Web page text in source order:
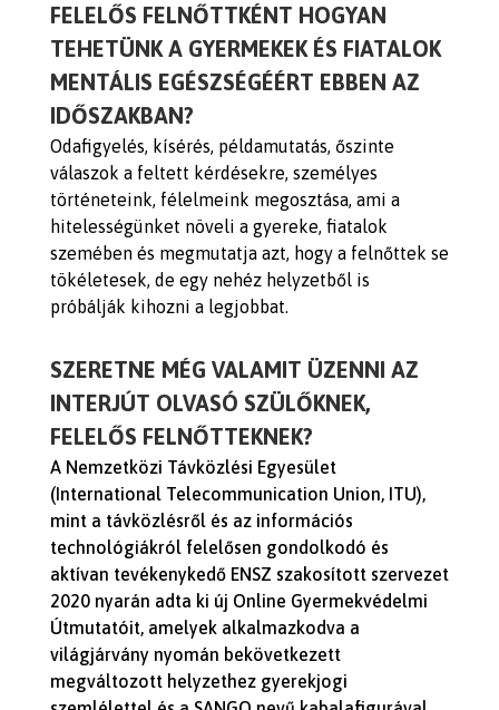
FELELŐS FELNŐTTKÉNT HOGYAN
TEHETÜNK A GYERMEKEK ÉS FIATALOK
MENTÁLIS EGÉSZSÉGÉÉRT EBBEN AZ
IDŐSZAKBAN?
Odafigyelés, kísérés, példamutatás, őszinte
válaszok a feltett kérdésekre, személyes
történeteink, félelmeink megosztása, ami a
hitelességünket növeli a gyereke, fiatalok
szemében és megmutatja azt, hogy a felnőttek se
tökéletesek, de egy nehéz helyzetből is
próbálják kihozni a legjobbat.
SZERETNE MÉG VALAMIT ÜZENNI AZ
INTERJÚT OLVASÓ SZÜLŐKNEK,
FELELŐS FELNŐTTEKNEK?
A Nemzetközi Távközlési Egyesület
(International Telecommunication Union, ITU),
mint a távközlésről és az információs
technológiákról felelősen gondolkodó és
aktívan tevékenykedő ENSZ szakosított szervezet
2020 nyarán adta ki új Online Gyermekvédelmi
Útmutatóit, amelyek alkalmazkodva a
világjárvány nyomán bekövetkezett
megváltozott helyzethez gyerekjogi